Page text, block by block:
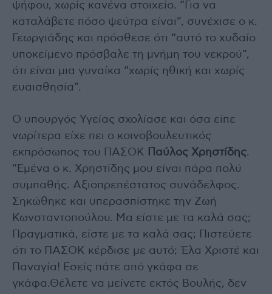
ψήφου, χωρίς κανένα στοιχείο. “Για να
καταλάβετε πόσο ψεύτρα είναι”, συνέχισε ο κ.
Γεωργιάδης και πρόσθεσε ότι “αυτό το χυδαίο
υποκείμενο πρόσβαλε τη μνήμη του νεκρού”,
ότι είναι μια γυναίκα “χωρίς ηθική και χωρίς
ευαισθησία”.
Ο υπουργός Υγείας σχολίασε και όσα είπε
νωρίτερα είχε πει ο κοινοβουλευτικός
εκπρόσωπος του ΠΑΣΟΚ
Παύλος Χρηστίδης.
“Εμένα ο κ. Χρηστίδης μου είναι πάρα πολύ
συμπαθής. Αξιοπρεπέστατος συνάδελφος.
Σηκώθηκε και υπερασπίστηκε την Ζωή
Κωνσταντοπούλου. Μα είστε με τα καλά σας;
Πραγματικά, είστε με τα καλά σας; Πιστεύετε
ότι το ΠΑΣΟΚ κέρδισε με αυτό; Έλα Χριστέ και
Παναγία! Εσείς πάτε από γκάφα σε
γκάφα.Θέλετε να μείνετε εκτός Βουλής, δεν